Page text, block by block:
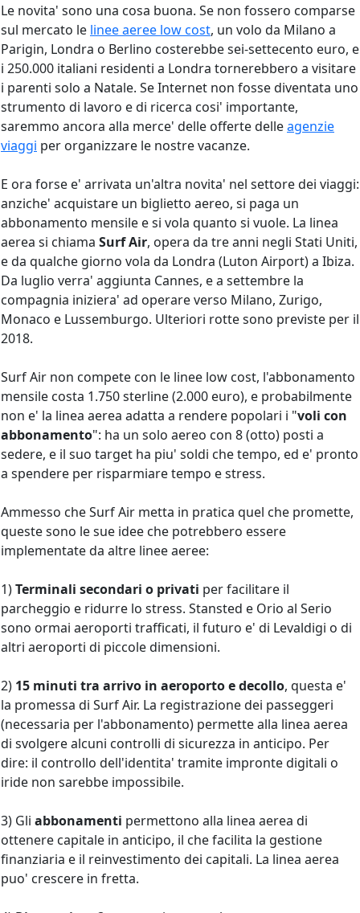
Le novita' sono una cosa buona. Se non fossero comparse
sul mercato le linee aeree low cost, un volo da Milano a
Parigin, Londra o Berlino costerebbe sei-settecento euro, e
i 250.000 italiani residenti a Londra tornerebbero a visitare
i parenti solo a Natale. Se Internet non fosse diventata uno
strumento di lavoro e di ricerca cosi' importante,
saremmo ancora alla merce' delle offerte delleagenzie
viaggi per organizzare le nostre vacanze.
E ora forse e' arrivata un'altra novita' nel settore dei viaggi:
anziche' acquistare un biglietto aereo, si paga un
abbonamento mensile e si vola quanto si vuole. La linea
aerea si chiama Surf Air, opera da tre anni negli Stati Uniti,
e da qualche giorno vola da Londra (Luton Airport) a Ibiza.
Da luglio verra' aggiunta Cannes, e a settembre la
compagnia iniziera' ad operare verso Milano, Zurigo,
Monaco e Lussemburgo. Ulteriori rotte sono previste per il
2018.
Surf Air non compete con le linee low cost, l'abbonamento
mensile costa 1.750 sterline (2.000 euro), e probabilmente
non e' la linea aerea adatta a rendere popolari i "voli con
abbonamento": ha un solo aereo con 8 (otto) posti a
sedere, e il suo target ha piu' soldi che tempo, ed e' pronto
a spendere per risparmiare tempo e stress.
Ammesso che Surf Air metta in pratica quel che promette,
queste sono le sue idee che potrebbero essere
implementate da altre linee aeree:
1)Terminali secondari o privati per facilitare il
parcheggio e ridurre lo stress. Stansted e Orio al Serio
sono ormai aeroporti trafficati, il futuro e' di Levaldigi o di
altri aeroporti di piccole dimensioni.
2) 15 minuti tra arrivo in aeroporto e decollo, questa e'
la promessa di Surf Air. La registrazione dei passeggeri
(necessaria per l'abbonamento) permette alla linea aerea
di svolgere alcuni controlli di sicurezza in anticipo. Per
dire: il controllo dell'identita' tramite impronte digitali o
iride non sarebbe impossibile.
3) Gli abbonamenti permettono alla linea aerea di
ottenere capitale in anticipo, il che facilita la gestione
finanziaria e il reinvestimento dei capitali. La linea aerea
puo' crescere in fretta.